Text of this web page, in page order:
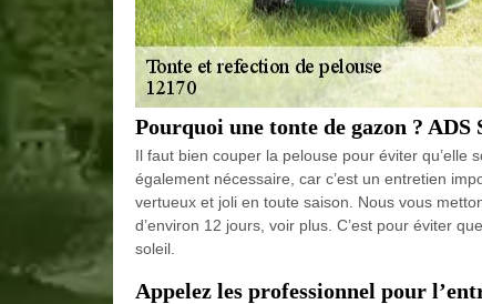
Pourquoi une tonte de gazon ?
Il faut bien couper la pelouse pour éviter qu’elle
également nécessaire, car c’est un entretien
vertueux et joli en toute saison. Nous vous
d’environ 12 jours, voir plus. C’est pour éviter
soleil.
Appelez les professionnel pour